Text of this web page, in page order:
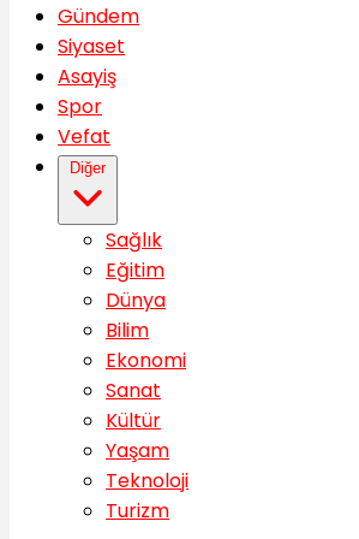
Gündem
Siyaset
Asayiş
Spor
Vefat
Diğer
Sağlık
Eğitim
Dünya
Bilim
Ekonomi
Sanat
Kültür
Yaşam
Teknoloji
Turizm